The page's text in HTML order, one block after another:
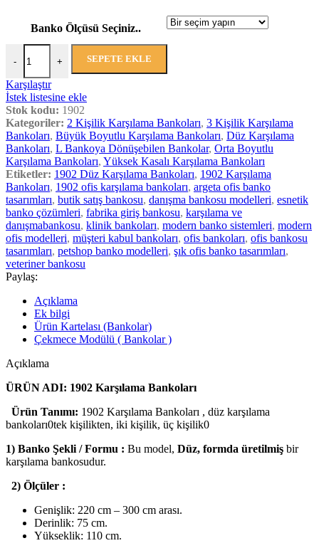
Banko Ölçüsü Seçiniz..
- + SEPETE EKLE
Karşılaştır
İstek listesine ekle
Stok kodu: 1902
Kategoriler: 2 Kişilik Karşılama Bankoları, 3 Kişilik Karşılama
Bankoları, Büyük Boyutlu Karşılama Bankoları, Düz Karşılama
Bankoları, L Bankoya Dönüşebilen Bankolar, Orta Boyutlu
Karşılama Bankoları, Yüksek Kasalı Karşılama Bankoları
Etiketler: 1902 Düz Karşılama Bankoları, 1902 Karşılama
Bankoları, 1902 ofis karşılama bankoları, argeta ofis banko
tasarımları, butik satış bankosu, danışma bankosu modelleri, esnetik
banko çözümleri, fabrika giriş bankosu, karşılama ve
danışmabankosu, klinik bankoları, modern banko sistemleri, modern
ofis modelleri, müşteri kabul bankoları, ofis bankoları, ofis bankosu
tasarımları, petshop banko modelleri, şık ofis banko tasarımları,
veteriner bankosu
Paylaş:
Açıklama
Ek bilgi
Ürün Kartelası (Bankolar)
Çekmece Modülü ( Bankolar )
Açıklama
ÜRÜN ADI: 1902 Karşılama Bankoları
Ürün Tanımı: 1902 Karşılama Bankoları , düz karşılama
bankoları0tek kişilikten, iki kişilik, üç kişilik0
1) Banko Şekli / Formu : Bu model, Düz, formda üretilmiş bir
karşılama bankosudur.
2) Ölçüler :
Genişlik: 220 cm – 300 cm arası.
Derinlik: 75 cm.
Yükseklik: 110 cm.